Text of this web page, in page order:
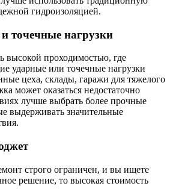
гидроизоляцией.
точечные нагрузки
высокой проходимостью, где
ударные или точечные нагрузки
цеха, склады, гаражи для тяжелого
может оказаться недостаточно
лучше выбрать более прочные
выдерживать значительные
строго ограничен, и вы ищете
решение, то высокая стоимость